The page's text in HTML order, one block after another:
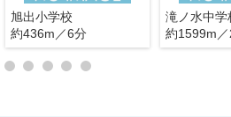
旭出小学校
約436m／6分
滝ノ水中学
約1599m